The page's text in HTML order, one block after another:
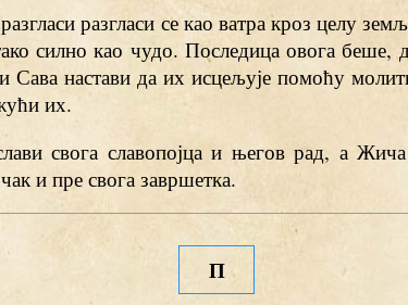
разгласи се као ватра кроз целу
силно као чудо. Последица овога беше,
Сава настави да их исцељује помоћу
их.
свога славопојца и његов рад, а
и пре свога завршетка.
П